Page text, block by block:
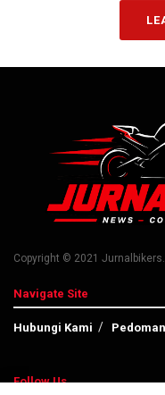
Copyright © 2021
Navigate Site
Hubungi Kami
Follow Us